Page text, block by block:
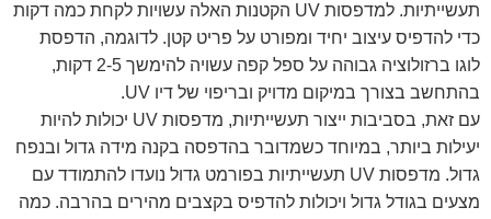
תעשייתיות. למדפסות UV הקטנות האלה עשויות לקחת כמה דקות
כדי להדפיס עיצוב יחיד ומפורט על פריט קטן. לדוגמה, הדפסת
לוגו ברזולוציה גבוהה על ספל קפה עשויה להימשך 2-5 דקות,
בהתחשב בצורך במיקום מדויק ובריפוי של דיו UV.
עם זאת, בסביבות ייצור תעשייתיות, מדפסות UV יכולות להיות
יעילות ביותר, במיוחד כשמדובר בהדפסה בקנה מידה גדול ובנפח
גדול. מדפסות UV תעשייתיות בפורמט גדול נועדו להתמודד עם
מצעים בגודל גדול ויכולות להדפיס בקצבים מהירים בהרבה. כמה